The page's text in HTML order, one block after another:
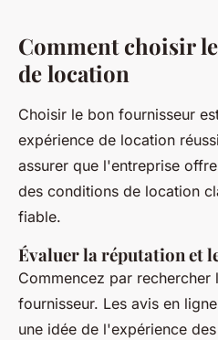
Comment choisir
de location
Choisir le bon fournisseur
expérience de location
assurer que l'entreprise
des conditions de location
fiable.
Évaluer la réputation et
Commencez par rechercher
fournisseur. Les avis en
une idée de l'expérience